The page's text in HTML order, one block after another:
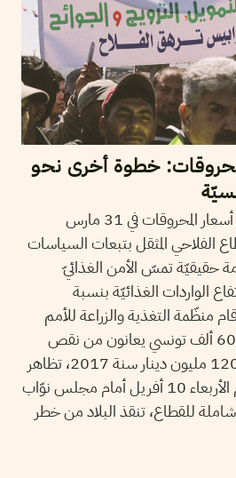
خطوة أخرى نحو
مثّل قرار الحكومة بزيادة أسعار المحروقات في 31 مارس
الفلاحي المثقل بتبعات السياسات
حقيقيّة تمسّ الأمن الغذائيّ
الواردات الغذائيّة بنسبة
سنة 2018 وأرقام منظّمة التغذية والزراعة للأمم
المتّحدة التّي تكشف أنّ 600 ألف تونسي يعانون من نقص
التغذية وديون ناهزت 1200 مليون دينار سنة 2017، تظاهر
الفلاّحون والصيّادون يوم الأربعاء 10 أفريل أمام مجلس نوّاب
للقطاع، تنقذ البلاد من خطر